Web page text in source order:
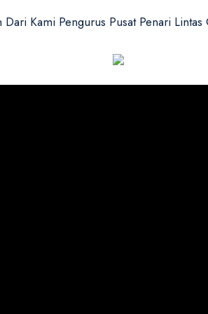
Dari Kami Pengurus Pusat Penari Lintas